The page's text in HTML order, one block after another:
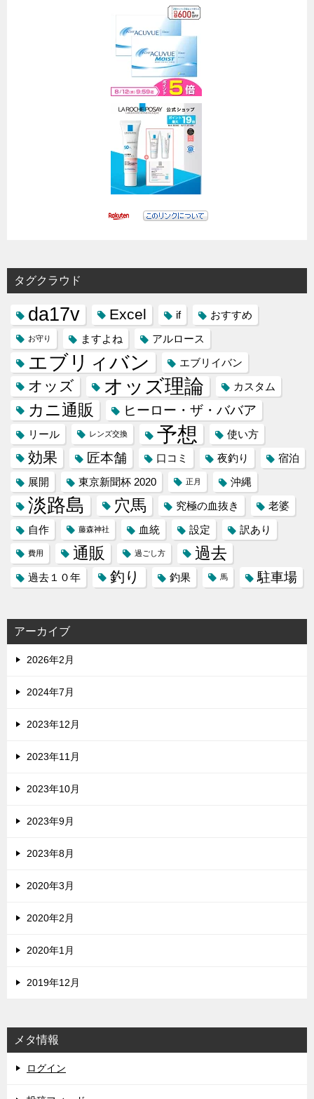
タグクラウド
da17v Excel if おすすめ
お守り ますよね アルロース
エブリィバン エブリイバン
オッズ オッズ理論 カスタム
カニ通販 ヒーロー・ザ・ババア
リール レンズ交換 予想 使い方
効果 匠本舗 口コミ 夜釣り
宿泊
展開
東京新聞杯 2020 正月 沖縄
淡路島 穴馬 究極の血抜き
老婆
自作
藤森神社 血統 設定 訳あり
費用 通販 過ごし方 過去
過去１０年 釣り 釣果 馬 駐車場
アーカイブ
2026年2月
2024年7月
2023年12月
2023年11月
2023年10月
2023年9月
2023年8月
2020年3月
2020年2月
2020年1月
2019年12月
メタ情報
ログイン